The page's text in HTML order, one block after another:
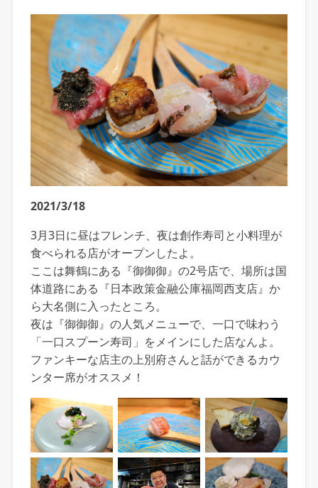
2021/3/18
3月3日に昼はフレンチ、夜は創作寿司と小料理が
食べられる店がオープンしたよ。
ここは舞鶴にある『御御御』の2号店で、場所は国
体道路にある『日本政策金融公庫福岡西支店』か
ら大名側に入ったところ。
夜は『御御御』の人気メニューで、一口で味わう
「一口スプーン寿司」をメインにした店なんよ。
ファンキーな店主の上別府さんと話ができるカウ
ンター席がオススメ！